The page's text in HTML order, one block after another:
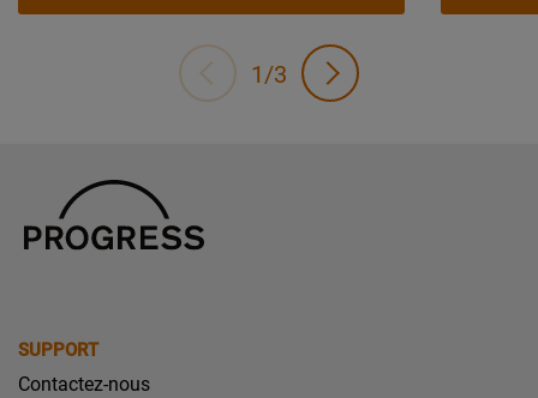
1/3
SUPPORT
Contactez-nous